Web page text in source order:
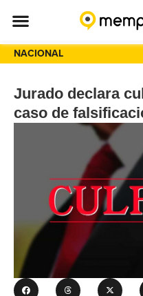
NACIONAL
Jurado declara
caso de